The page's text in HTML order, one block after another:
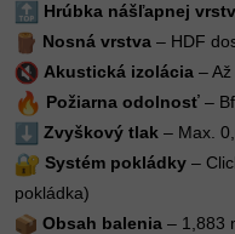
Hrúbka nášľapnej
Nosná vrstva – HDF
Akustická izolácia –
Požiarna odolnosť –
Zvyškový tlak – Max.
Systém pokládky –
pokládka)
Obsah balenia – 1,883